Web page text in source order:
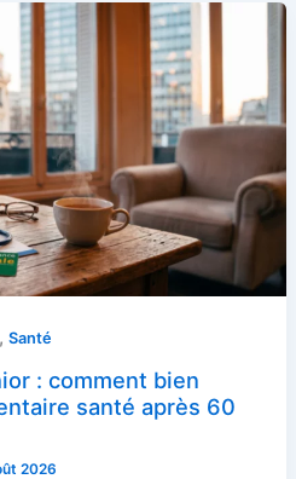
Santé
: comment bien
santé après 60
2026